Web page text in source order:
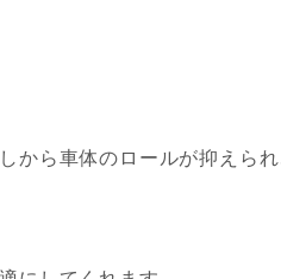
から車体のロールが抑えられ